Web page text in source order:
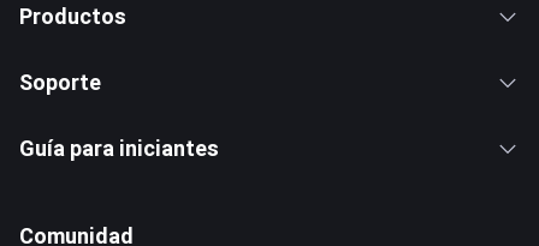
Productos
Soporte
Guía para iniciantes
Comunidad